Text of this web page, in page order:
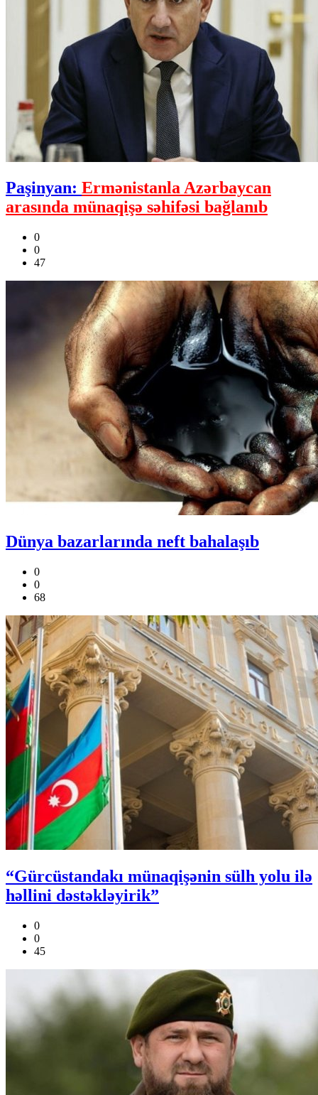
Paşinyan: Ermənistanla Azərbaycan
arasında münaqişə səhifəsi bağlanıb
0
0
47
Dünya bazarlarında neft bahalaşıb
0
0
68
“Gürcüstandakı münaqişənin sülh yolu ilə
həllini dəstəkləyirik”
0
0
45